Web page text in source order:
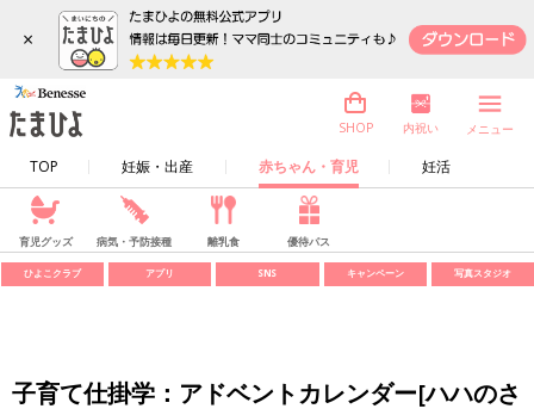
×
TOP 妊娠・出産 赤ちゃん・育児 妊活
SHOP 内祝い メニュー
育児グッズ 病気・予防接種 離乳食 優待パス
ひよこクラブ アプリ SNS キャンペーン 写真スタジオ
子育て仕掛学：アドベントカレンダー[ハハのさ